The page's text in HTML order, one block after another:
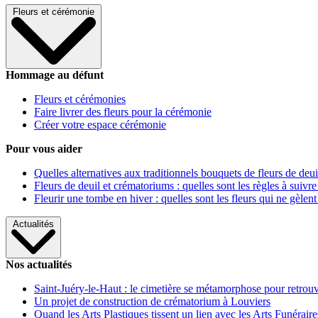
Fleurs et cérémonie
Hommage au défunt
Fleurs et cérémonies
Faire livrer des fleurs pour la cérémonie
Créer votre espace cérémonie
Pour vous aider
Quelles alternatives aux traditionnels bouquets de fleurs de
Fleurs de deuil et crématoriums : quelles sont les règles à
Fleurir une tombe en hiver : quelles sont les fleurs qui ne gèlent
Actualités
Nos actualités
Saint-Juéry-le-Haut : le cimetière se métamorphose pour
Un projet de construction de crématorium à Louviers
Quand les Arts Plastiques tissent un lien avec les Arts